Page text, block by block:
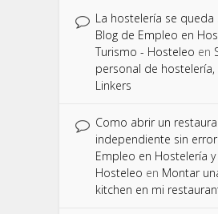
La hostelería se queda
Blog de Empleo en
Turismo - Hosteleo en
personal de
Linkers
Como abrir un
independiente sin
Empleo en Hostelería
Hosteleo en Montar
kitchen en mi